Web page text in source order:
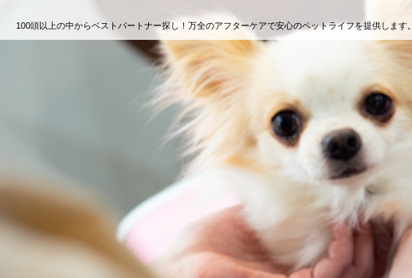
100頭以上の中からベストパートナー探し！万全のアフターケアで安心のペットライフを提供します。